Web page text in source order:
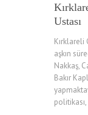
Ustası
Kırklareli
aşkın
Nakkaş,
Bakır